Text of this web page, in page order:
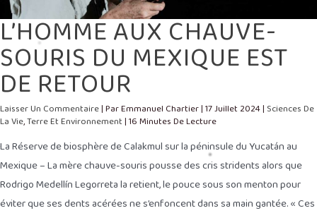
L’HOMME AUX CHAUVE-
SOURIS DU MEXIQUE EST
DE RETOUR
Laisser Un Commentaire| ParEmmanuel Chartier|17 Juillet 2024| Sciences De
La Vie,Terre Et Environnement|16 Minutes De Lecture
La Réserve de biosphère de Calakmul sur la péninsule du Yucatán au
Mexique – La mère chauve-souris pousse des cris stridents alors que
Rodrigo Medellín Legorreta la retient, le pouce sous son menton pour
éviter que ses dents acérées ne s’enfoncent dans sa main gantée. « Ces